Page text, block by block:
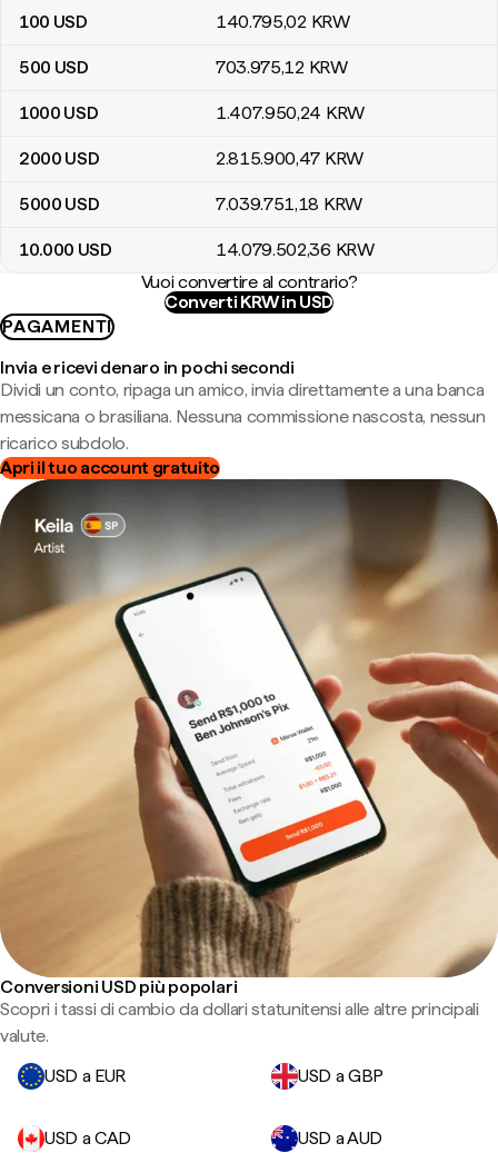
100 USD 140.795,02 KRW
500 USD 703.975,12 KRW
1000 USD 1.407.950,24 KRW
2000 USD 2.815.900,47 KRW
5000 USD 7.039.751,18 KRW
10.000 USD 14.079.502,36 KRW
Vuoi convertire al contrario?
Converti KRW in USD
PAGAMENTI
Invia e ricevi denaro in pochi secondi
Dividi un conto, ripaga un amico, invia direttamente a una banca
messicana o brasiliana. Nessuna commissione nascosta, nessun
ricarico subdolo.
Apri il tuo account gratuito
Conversioni USD più popolari
Scopri i tassi di cambio da dollari statunitensi alle altre principali
valute.
USD a EUR
USD a GBP
USD a CAD USD a AUD